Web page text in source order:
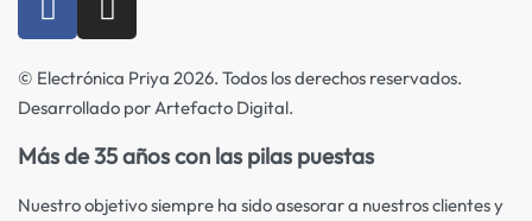
© Electrónica Priya 2026. Todos los derechos reservados.
Desarrollado por Artefacto Digital.
Más de 35 años con las pilas puestas
Nuestro objetivo siempre ha sido asesorar a nuestros clientes y